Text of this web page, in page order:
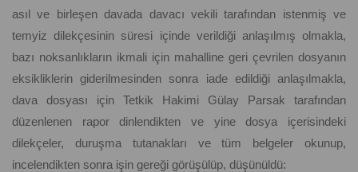
asıl ve birleşen davada davacı vekili tarafından istenmiş ve
temyiz dilekçesinin süresi içinde verildiği anlaşılmış olmakla,
bazı noksanlıkların ikmali için mahalline geri çevrilen dosyanın
eksikliklerin giderilmesinden sonra iade edildiği anlaşılmakla,
dava dosyası için Tetkik Hakimi Gülay Parsak tarafından
düzenlenen rapor dinlendikten ve yine dosya içerisindeki
dilekçeler, duruşma tutanakları ve tüm belgeler okunup,
incelendikten sonra işin gereği görüşülüp, düşünüldü: